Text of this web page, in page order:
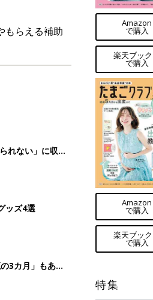
ズ4選
3カ月」もある
Amazon
で購入
楽天ブッ
で購入
Amazon
で購入
楽天ブッ
で購入
特集